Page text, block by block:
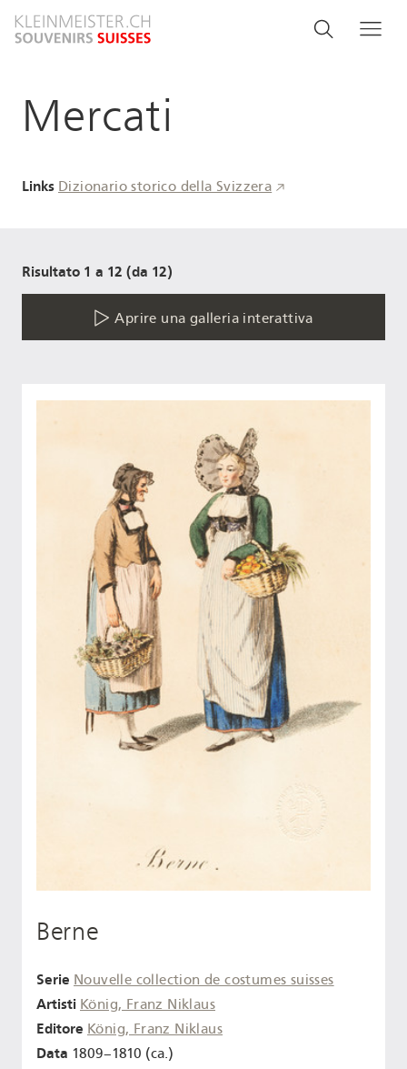
Search
Cerca
Mercati
Links Dizionario storico della Svizzera
Risultato 1 a 12 (da 12)
Aprire una galleria interattiva
Berne
Serie Nouvelle collection de costumes suisses
Artisti König, Franz Niklaus
Editore König, Franz Niklaus
Data 1809–1810 (ca.)